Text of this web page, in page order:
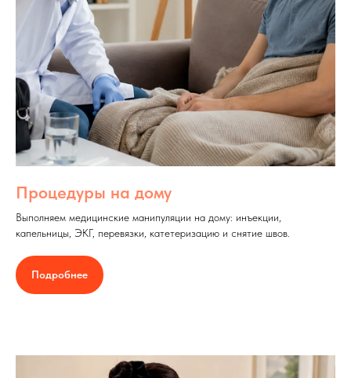
Процедуры на дому
Выполняем медицинские манипуляции на дому: инъекции,
капельницы, ЭКГ, перевязки, катетеризацию и снятие швов.
Подробнее